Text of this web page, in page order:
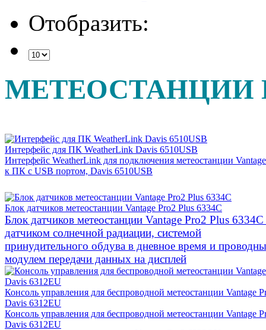
Отобразить:
МЕТЕОСТАНЦИИ
Интерфейс для ПК WeatherLink Davis 6510USB
Интерфейс WeatherLink для подключения метеостанции
к ПК с USB портом, Davis 6510USB
Блок датчиков метеостанции Vantage Pro2 Plus 6334C
Блок датчиков метеостанции Vantage Pro2 Plus 6334C
датчиком солнечной радиации, системой
принудительного обдува в дневное время и
модулем передачи данных на дисплей
Консоль управления для беспроводной метеостанции Vantage
Davis 6312EU
Консоль управления для беспроводной метеостанции Vantage
Davis 6312EU